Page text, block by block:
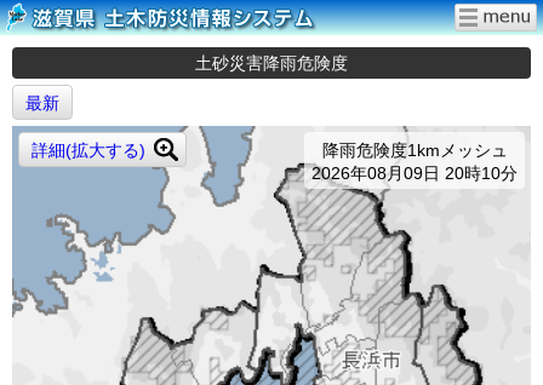
土砂災害降雨危険度
最新
詳細(拡大する)
降雨危険度1kmメッシュ
2026年08月09日 20時10分